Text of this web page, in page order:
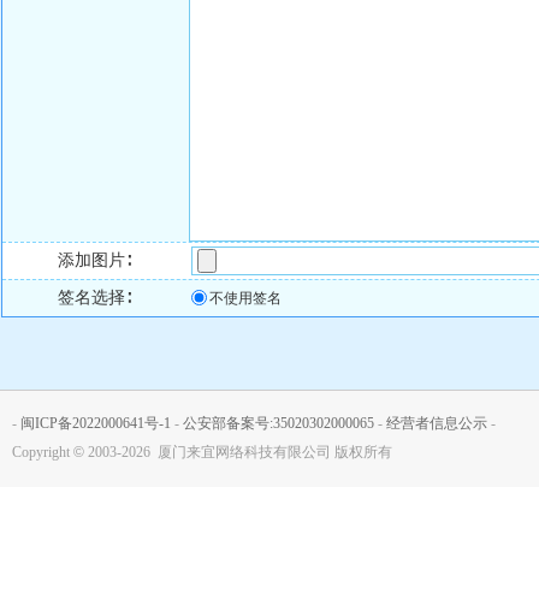
添加图片∶
签名选择∶ 不使用签名
- 闽ICP备2022000641号-1 - 公安部备案号:35020302000065 - 经营者信息公示 -
Copyright © 2003-2026 厦门来宜网络科技有限公司 版权所有